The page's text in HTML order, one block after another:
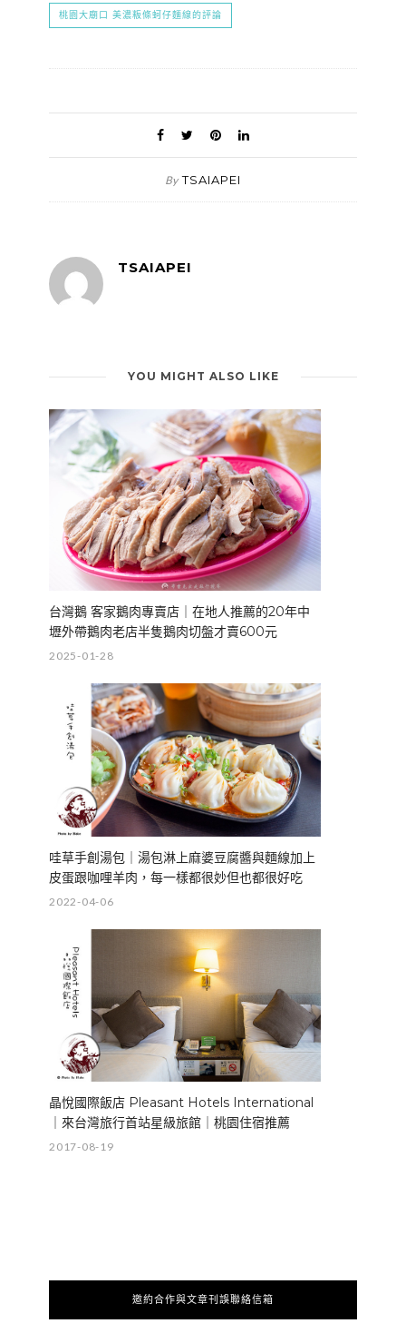
桃園大廟口 美濃粄條蚵仔麵線的評論
By TSAIAPEI
TSAIAPEI
YOU MIGHT ALSO LIKE
台灣鵝 客家鵝肉專賣店｜在地人推薦的20年中
壢外帶鵝肉老店半隻鵝肉切盤才賣600元
2025-01-28
哇草手創湯包｜湯包淋上麻婆豆腐醬與麵線加上
皮蛋跟咖哩羊肉，每一樣都很妙但也都很好吃
2022-04-06
晶悅國際飯店 Pleasant Hotels International
｜來台灣旅行首站星級旅館｜桃園住宿推薦
2017-08-19
邀約合作與文章刊誤聯絡信箱